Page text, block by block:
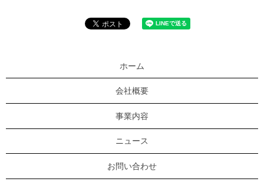
ホーム
会社概要
事業内容
ニュース
お問い合わせ